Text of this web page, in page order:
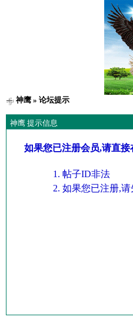
神鹰» 论坛提示
神鹰 提示信息
如果您已注册会员,请直
帖子ID非法
如果您已注册,